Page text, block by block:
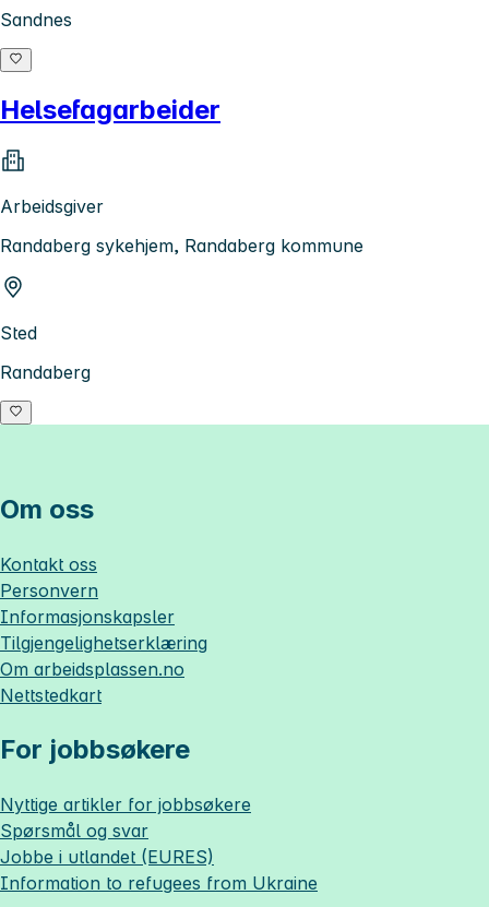
Sandnes
Helsefagarbeider
Arbeidsgiver
Randaberg sykehjem, Randaberg kommune
Sted
Randaberg
Om oss
Kontakt oss
Personvern
Informasjonskapsler
Tilgjengelighetserklæring
Om arbeidsplassen.no
Nettstedkart
For jobbsøkere
Nyttige artikler for jobbsøkere
Spørsmål og svar
Jobbe i utlandet (EURES)
Information to refugees from Ukraine